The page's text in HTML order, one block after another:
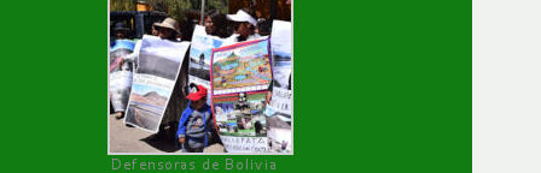
Defensoras de Bolivia